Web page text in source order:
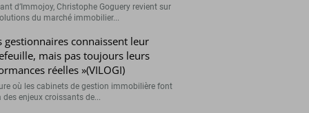
d’Immojoy, Christophe Goguery revient sur
du marché immobilier...
gestionnaires connaissent leur
mais pas toujours leurs
réelles »(VILOGI)
où les cabinets de gestion immobilière font
des enjeux croissants de...